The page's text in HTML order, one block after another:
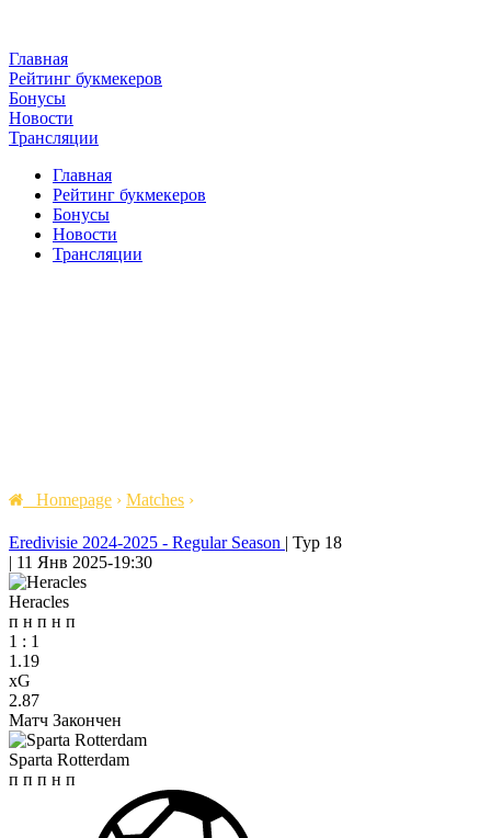
Главная
Рейтинг букмекеров
Бонусы
Новости
Трансляции
Главная
Рейтинг букмекеров
Бонусы
Новости
Трансляции
Homepage › Matches ›
Eredivisie 2024-2025 - Regular Season | Тур 18
| 11 Янв 2025-19:30
Heracles
п н п н п
1 : 1
1.19
xG
2.87
Матч Закончен
Sparta Rotterdam
п п п н п